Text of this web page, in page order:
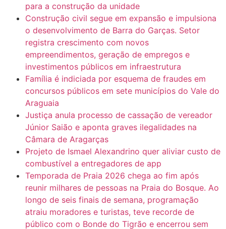
para a construção da unidade
Construção civil segue em expansão e impulsiona
o desenvolvimento de Barra do Garças. Setor
registra crescimento com novos
empreendimentos, geração de empregos e
investimentos públicos em infraestrutura
Família é indiciada por esquema de fraudes em
concursos públicos em sete municípios do Vale do
Araguaia
Justiça anula processo de cassação de vereador
Júnior Saião e aponta graves ilegalidades na
Câmara de Aragarças
Projeto de Ismael Alexandrino quer aliviar custo de
combustível a entregadores de app
Temporada de Praia 2026 chega ao fim após
reunir milhares de pessoas na Praia do Bosque. Ao
longo de seis finais de semana, programação
atraiu moradores e turistas, teve recorde de
público com o Bonde do Tigrão e encerrou sem